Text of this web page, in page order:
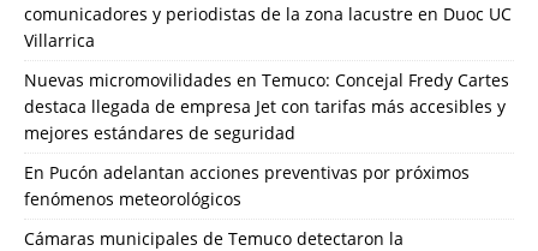
comunicadores y periodistas de la zona lacustre en Duoc UC
Villarrica
Nuevas micromovilidades en Temuco: Concejal Fredy Cartes
destaca llegada de empresa Jet con tarifas más accesibles y
mejores estándares de seguridad
En Pucón adelantan acciones preventivas por próximos
fenómenos meteorológicos
Cámaras municipales de Temuco detectaron la